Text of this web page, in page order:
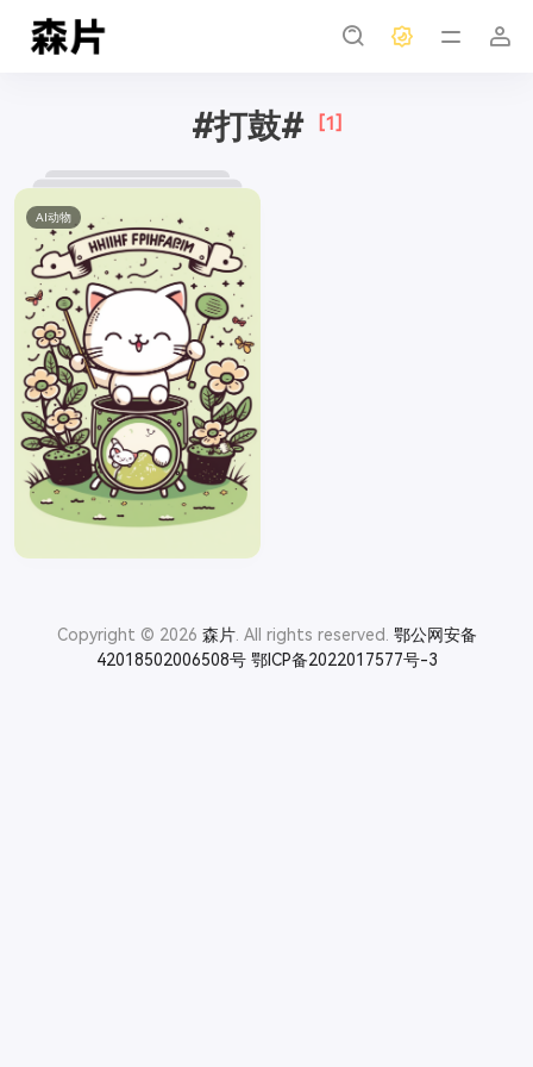
#打鼓# [1]
AI动物
Copyright © 2026 森片. All rights reserved. 鄂公网安备
42018502006508号 鄂ICP备2022017577号-3